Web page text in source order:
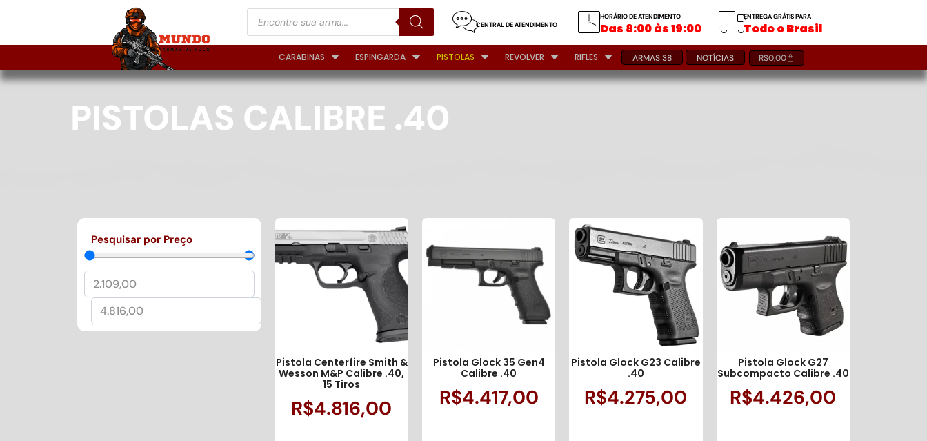
CENTRAL DE ATENDIMENTO
HORÁRIO DE ATENDIMENTO
Das 8:00 às 19:00
ENTREGA GRÁTIS PARA
Todo o Brasil
CARABINAS ESPINGARDA PISTOLAS REVOLVER RIFLES ARMAS 38 NOTÍCIAS R$0,00
PISTOLAS CALIBRE .40
Pesquisar por Preço
Pistola Centerfire Smith &
Wesson M&P Calibre .40,
15 Tiros
R$4.816,00
Pistola Glock 35 Gen4
Calibre .40
R$4.417,00
Pistola Glock G23 Calibre
.40
R$4.275,00
Pistola Glock G27
Subcompacto Calibre .40
R$4.426,00